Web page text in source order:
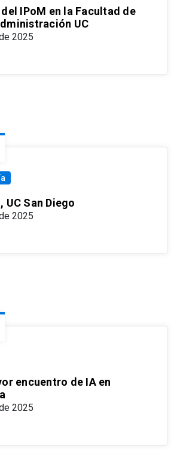
IPoM en la Facultad de
UC
2025
UC San Diego
2025
encuentro de IA en
2025